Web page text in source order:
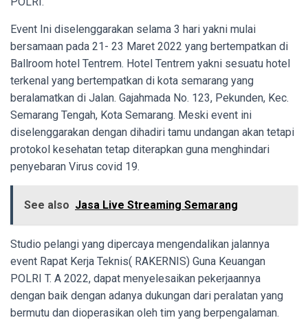
Event Ini diselenggarakan selama 3 hari yakni mulai
bersamaan pada 21- 23 Maret 2022 yang bertempatkan di
Ballroom hotel Tentrem. Hotel Tentrem yakni sesuatu hotel
terkenal yang bertempatkan di kota semarang yang
beralamatkan di Jalan. Gajahmada No. 123, Pekunden, Kec.
Semarang Tengah, Kota Semarang. Meski event ini
diselenggarakan dengan dihadiri tamu undangan akan tetapi
protokol kesehatan tetap diterapkan guna menghindari
penyebaran Virus covid 19.
See also Jasa Live Streaming Semarang
Studio pelangi yang dipercaya mengendalikan jalannya
event Rapat Kerja Teknis( RAKERNIS) Guna Keuangan
POLRI T. A 2022, dapat menyelesaikan pekerjaannya
dengan baik dengan adanya dukungan dari peralatan yang
bermutu dan dioperasikan oleh tim yang berpengalaman.